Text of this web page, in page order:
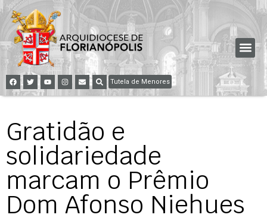
Tutela de Menores
Gratidão e
solidariedade
marcam o Prêmio
Dom Afonso Niehues